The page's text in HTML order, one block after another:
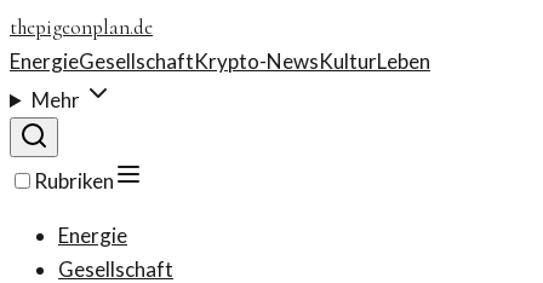
thepigeonplan.de
EnergieGesellschaftKrypto-NewsKulturLeben
Mehr
Rubriken
Energie
Gesellschaft